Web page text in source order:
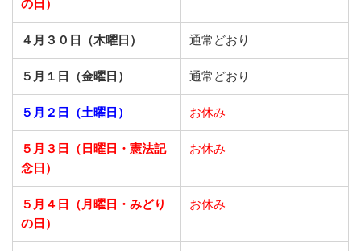
の日）
４月３０日（木曜日） 通常どおり
５月１日（金曜日） 通常どおり
５月２日（土曜日） お休み
５月３日（日曜日・憲法記
念日）
お休み
５月４日（月曜日・みどり
の日）
お休み